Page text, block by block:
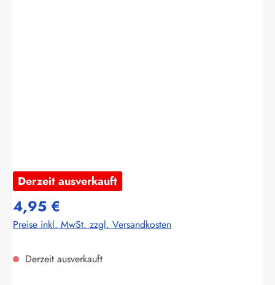
Derzeit ausverkauft
4,95 €
Preise inkl. MwSt. zzgl. Versandkosten
Derzeit ausverkauft